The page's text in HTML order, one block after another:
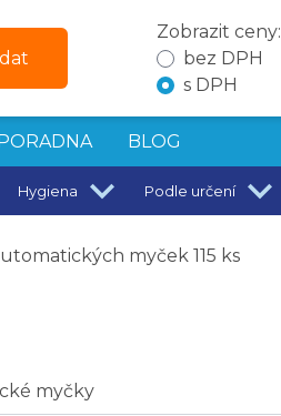
Zobrazit ceny:
bez DPH
s DPH
BLOG
Hygiena Podle určení
myček 115 ks
myčky